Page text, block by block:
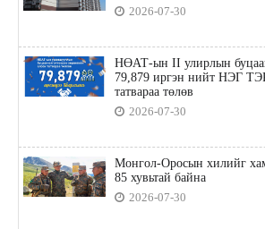
2026-07-30
НӨАТ-ын II улирлын
79,879 иргэн нийт НЭГ
татвараа төлөв
2026-07-30
Монгол-Оросын хилийг
85 хувьтай байна
2026-07-30